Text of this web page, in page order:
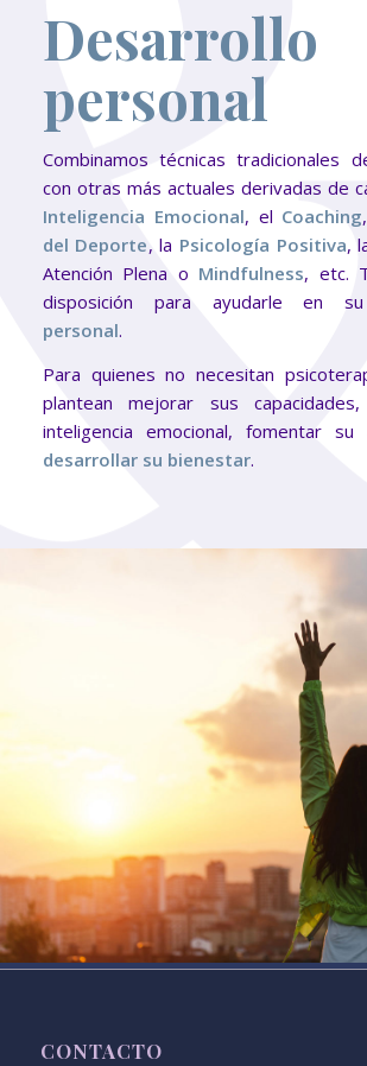
Desarrollo
personal
Combinamos técnicas tradicionales
con otras más actuales derivadas de
Inteligencia Emocional, el Coaching
del Deporte, la Psicología Positiva,
Atención Plena o Mindfulness, etc.
disposición para ayudarle en
personal.
Para quienes no necesitan
plantean mejorar sus
inteligencia emocional, fomentar su
desarrollar su bienestar.
CONTACTO